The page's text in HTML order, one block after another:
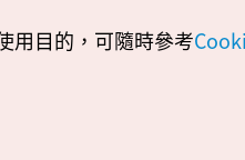
用目的，可隨時參考